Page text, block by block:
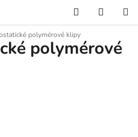
Hľadať
KOŠÍK
polymérové klipy
polymérové